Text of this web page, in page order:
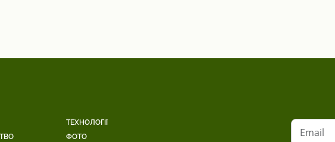
ТЕХНОЛОГІЇ
ФОТО
Email